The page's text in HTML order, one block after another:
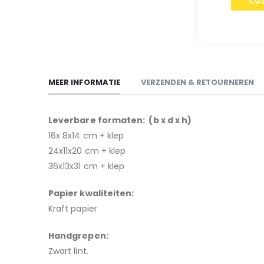
MEER INFORMATIE
Leverbare formaten: (b x d x h)
16x 8x14 cm + klep
24x11x20 cm + klep
36x13x31 cm + klep
Papier kwaliteiten:
Kraft papier
Handgrepen:
Zwart lint.
VERZENDEN & RETOURNEREN